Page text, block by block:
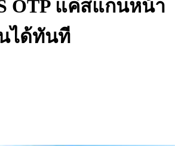
OTP แค่สแกนหน้า
ได้ทันที